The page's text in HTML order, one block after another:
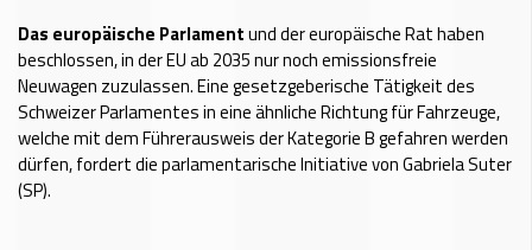
Das europäische Parlamentund der europäische Rat haben
beschlossen, in der EU ab 2035 nur noch emissionsfreie
Neuwagen zuzulassen. Eine gesetzgeberische Tätigkeit des
Schweizer Parlamentes in eine ähnliche Richtung für Fahrzeuge,
welche mit dem Führerausweis der Kategorie B gefahren werden
dürfen, fordert die parlamentarische Initiative von Gabriela Suter
(SP).